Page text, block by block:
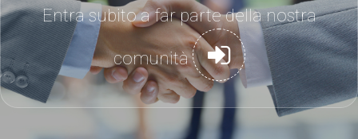
Entra subito a far parte della nostra
comunità